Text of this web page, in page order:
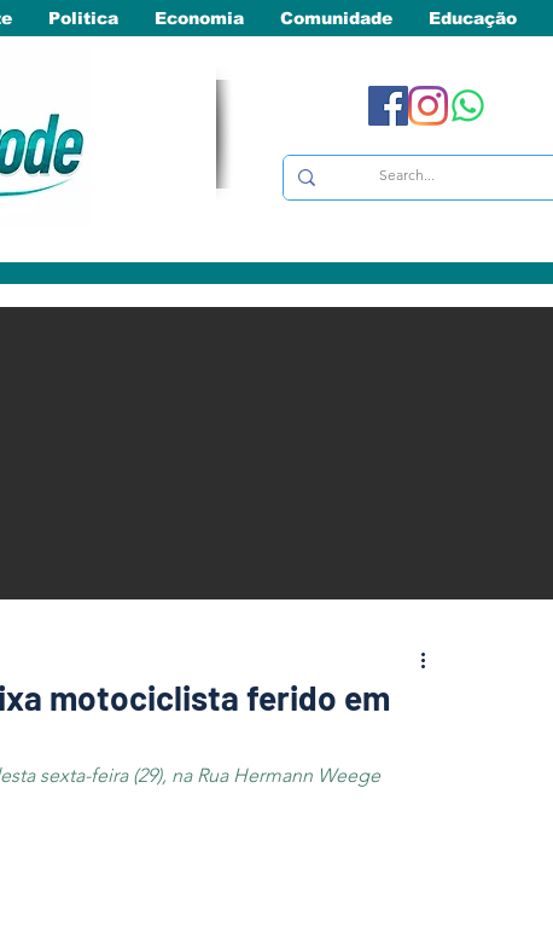
Politica Economia Comunidade Educação
motociclista ferido em
sexta-feira (29), na Rua Hermann Weege